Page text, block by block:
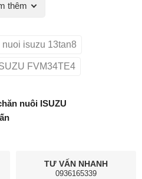
thêm
isuzu 13tan8
FVM34TE4
nuôi ISUZU
TƯ VẤN NHANH
0936165339